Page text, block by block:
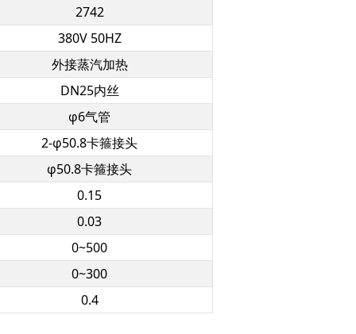
2742
380V 50HZ
外接蒸汽加热
DN25内丝
φ6气管
2-φ50.8卡箍接头
φ50.8卡箍接头
0.15
0.03
0~500
0~300
0.4